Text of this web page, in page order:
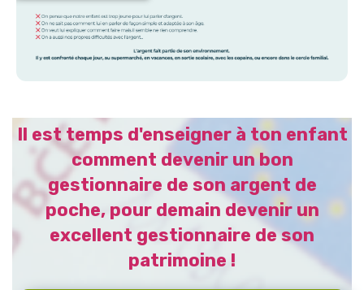
Il est temps d'enseigner à ton enfant
comment devenir un bon
gestionnaire de son argent de
poche, pour demain devenir un
excellent gestionnaire de son
patrimoine !